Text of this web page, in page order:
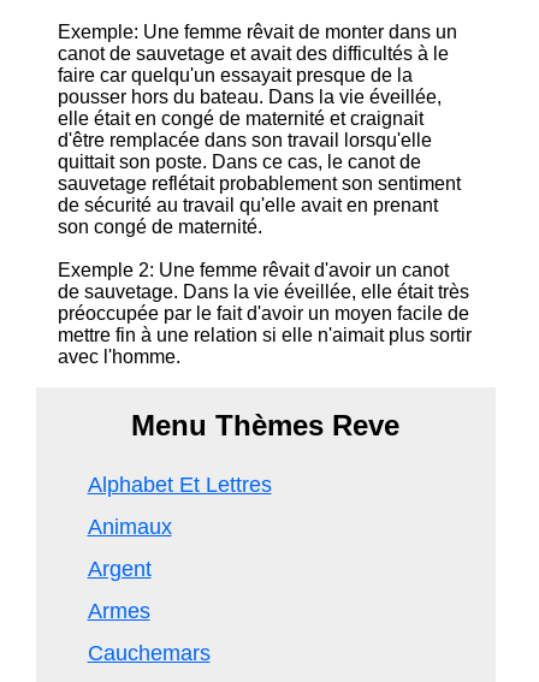
Exemple: Une femme rêvait de monter dans un
canot de sauvetage et avait des difficultés à le
faire car quelqu'un essayait presque de la
pousser hors du bateau. Dans la vie éveillée,
elle était en congé de maternité et craignait
d'être remplacée dans son travail lorsqu'elle
quittait son poste. Dans ce cas, le canot de
sauvetage reflétait probablement son sentiment
de sécurité au travail qu'elle avait en prenant
son congé de maternité.
Exemple 2: Une femme rêvait d'avoir un canot
de sauvetage. Dans la vie éveillée, elle était très
préoccupée par le fait d'avoir un moyen facile de
mettre fin à une relation si elle n'aimait plus sortir
avec l'homme.
Menu Thèmes Reve
Alphabet Et Lettres
Animaux
Argent
Armes
Cauchemars